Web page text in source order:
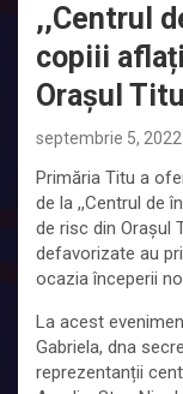
,,Centrul
copiii
Orașul Titu
septembrie 5, 2022
Primăria Titu a
de la ,,Centrul de
de risc din Orașul
defavorizate au
ocazia începerii
La acest
Gabriela, dna
reprezentanții